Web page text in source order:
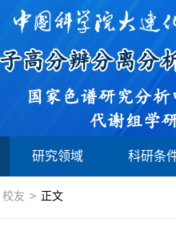
研究领域 科研条
校友 > 正文